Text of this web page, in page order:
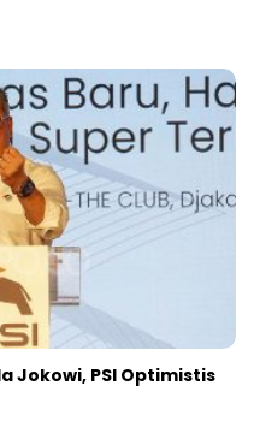
Jokowi, PSI Optimistis